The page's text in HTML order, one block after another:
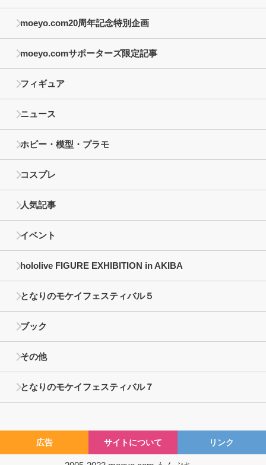
moeyo.com20周年記念特別企画
moeyo.comサポーターズ限定記事
フィギュア
ニュース
ホビー・模型・プラモ
コスプレ
人気記事
イベント
hololive FIGURE EXHIBITION in AKIBA
となりのモケイフェスティバル５
ブック
その他
となりのモケイフェスティバル７
広告 サイトについて リンク